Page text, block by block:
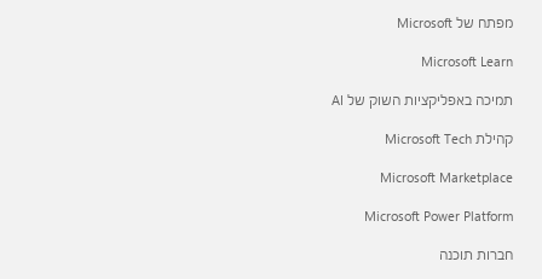
מפתח של Microsoft
Microsoft Learn
תמיכה באפליקציות השוק של AI
קהילת Microsoft Tech
Microsoft Marketplace
Microsoft Power Platform
חברות תוכנה